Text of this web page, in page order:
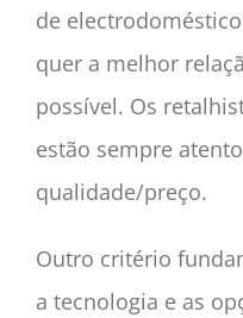
de
quer a melhor
possível. Os
estão sempre
qualidade/preço.
Outro critério
a tecnologia e as